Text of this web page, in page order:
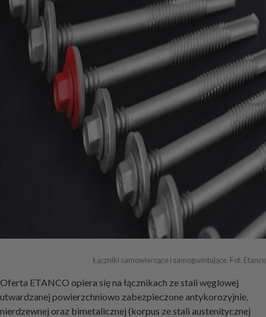
Łączniki samowiercące i samogwintujące. Fot. Etanco
Oferta ETANCO opiera się na łącznikach ze stali węglowej
utwardzanej powierzchniowo zabezpieczone antykorozyjnie,
nierdzewnej oraz bimetalicznej (korpus ze stali austenitycznej